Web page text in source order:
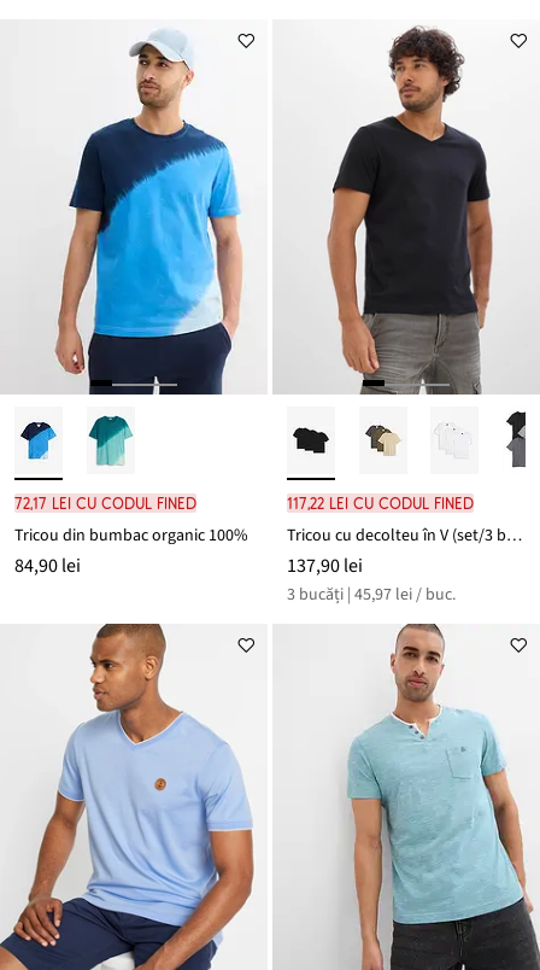
72,17 lei cu codul FINED
Tricou din bumbac organic 100%
84,90 lei
117,22 lei cu codul FINED
Tricou cu decolteu în V (set/3 buc.)
137,90 lei
3 bucăți | 45,97 lei / buc.